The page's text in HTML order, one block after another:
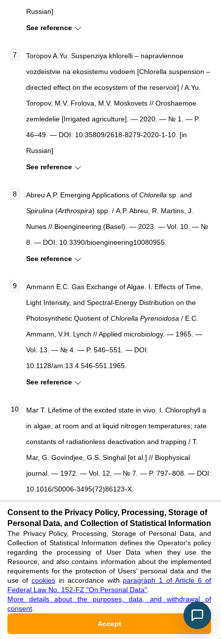
Russian]
See reference
Toropov A.Yu. Suspenziya khlorelli – napravlennoe
vozdeistvie na ekosistemu vodoem [Chlorella suspension –
directed effect on the ecosystem of the reservoir] / A.Yu.
Toropov, M.V. Frolova, M.V. Moskovets // Oroshaemoe
zemledelie [Irrigated agriculture]. — 2020. — № 1. — P.
46–49. — DOI: 10.35809/2618-8279-2020-1-10. [in
Russian]
See reference
Abreu A.P. Emerging Applications of Chlorella sp. and
Spirulina (Arthrospira) spр. / A.P. Abreu, R. Martins, J.
Nunes // Bioengineering (Basel). — 2023. — Vol. 10. — №
8. — DOI: 10.3390/bioengineering10080955.
See reference
Ammann E.C. Gas Exchange of Algae. I. Effects of Time,
Light Intensity, and Spectral-Energy Distribution on the
Photosynthetic Quotient of Chlorella Pyrenoidosa / E.C.
Ammann, V.H. Lynch // Applied microbiology. — 1965. —
Vol. 13. — № 4. — P. 546–551. — DOI:
10.1128/am.13.4.546-551.1965.
See reference
Mar T. Lifetime of the excited state in vivo. I. Chlorophyll a
in algae, at room and at liquid nitrogen temperatures; rate
constants of radiationless deactivation and trapping / T.
Mar, G. Govindjee, G.S. Singhal [et al.] // Biophysical
journal. — 1972. — Vol. 12. — № 7. — P. 797–808. — DOI:
10.1016/S0006-3495(72)86123-X.
Al-Hammadi M. New insights intoChlorella vulgaris
applications / M. Al-Hammadi, M. Güngörmüşler //
Biotechnol Bioeng. — 2024. — Vol. 121. — № 5. — P.
1486–1502. — DOI: 10.1002/bit.28666.
See reference
Chlorellaas a Dietary Supplement to
Consent to the Privacy Policy, Processing, Storage of
Personal Data, and Collection of Statistical Information
The Privacy Policy, Processing, Storage of Personal Data, and
Collection of Statistical Information defines the Operator's policy
regarding the processing of User Data when they use the
Resource, and also contains information about the implemented
requirements for the protection of Users' personal data and the
use of cookiesin accordance with paragraph 1 of Article 6 of
Federal Law No. 152-FZ "On Personal Data"
More details about the purposes, data, and withdrawal of
consent
Accept